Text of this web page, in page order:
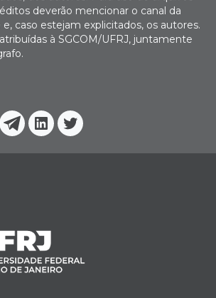
Telegram
Linkedin
Twitter
deverão mencionar o canal da
e, caso estejam explicitados, os autores.
à SGCOM/UFRJ, juntamente